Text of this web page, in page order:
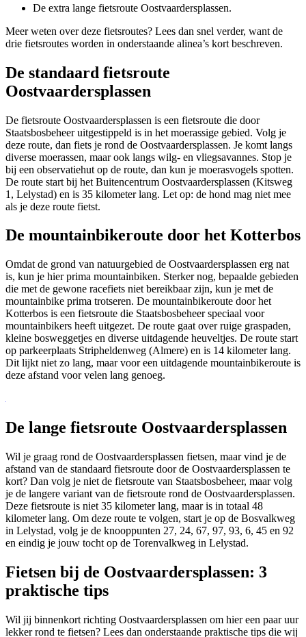
De extra lange fietsroute Oostvaardersplassen.
Meer weten over deze fietsroutes? Lees dan snel verder, want de
drie fietsroutes worden in onderstaande alinea’s kort beschreven.
De standaard fietsroute
Oostvaardersplassen
De fietsroute Oostvaardersplassen is een fietsroute die door
Staatsbosbeheer uitgestippeld is in het moerassige gebied. Volg je
deze route, dan fiets je rond de Oostvaardersplassen. Je komt langs
diverse moerassen, maar ook langs wilg- en vliegsavannes. Stop je
bij een observatiehut op de route, dan kun je moerasvogels spotten.
De route start bij het Buitencentrum Oostvaardersplassen (Kitsweg
1, Lelystad) en is 35 kilometer lang. Let op: de hond mag niet mee
als je deze route fietst.
De mountainbikeroute door het Kotterbos
Omdat de grond van natuurgebied de Oostvaardersplassen erg nat
is, kun je hier prima mountainbiken. Sterker nog, bepaalde gebieden
die met de gewone racefiets niet bereikbaar zijn, kun je met de
mountainbike prima trotseren. De mountainbikeroute door het
Kotterbos is een fietsroute die Staatsbosbeheer speciaal voor
mountainbikers heeft uitgezet. De route gaat over ruige graspaden,
kleine bosweggetjes en diverse uitdagende heuveltjes. De route start
op parkeerplaats Stripheldenweg (Almere) en is 14 kilometer lang.
Dit lijkt niet zo lang, maar voor een uitdagende mountainbikeroute is
deze afstand voor velen lang genoeg.
De lange fietsroute Oostvaardersplassen
Wil je graag rond de Oostvaardersplassen fietsen, maar vind je de
afstand van de standaard fietsroute door de Oostvaardersplassen te
kort? Dan volg je niet de fietsroute van Staatsbosbeheer, maar volg
je de langere variant van de fietsroute rond de Oostvaardersplassen.
Deze fietsroute is niet 35 kilometer lang, maar is in totaal 48
kilometer lang. Om deze route te volgen, start je op de Bosvalkweg
in Lelystad, volg je de knooppunten 27, 24, 67, 97, 93, 6, 45 en 92
en eindig je jouw tocht op de Torenvalkweg in Lelystad.
Fietsen bij de Oostvaardersplassen: 3
praktische tips
Wil jij binnenkort richting Oostvaardersplassen om hier een paar uur
lekker rond te fietsen? Lees dan onderstaande praktische tips die wij